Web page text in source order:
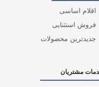
اقلام اساسی
فروش استثنایی
جدیدترین محصولات
مشتریان